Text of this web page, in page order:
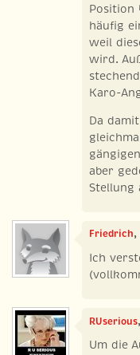
Position
häufig
weil
wird.
Karo-
Da
aber
Stellung
Friedrich,
Ich
RUserious
Um die